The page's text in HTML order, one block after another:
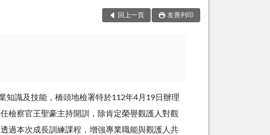
回上一頁 友善列印
識及技能，橋頭地檢署特於112年4月 19日辦理
檢察官王聖豪主持開訓，除肯定榮譽觀護人對觀
過本次成長訓練課程，增強專業職能與觀護人共